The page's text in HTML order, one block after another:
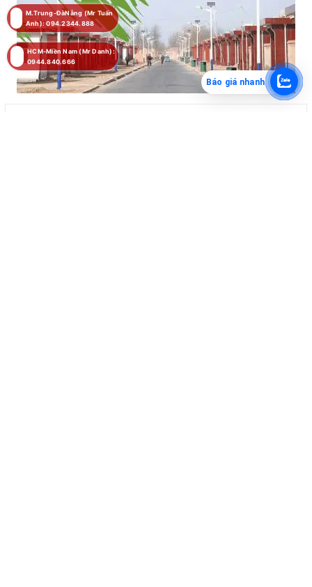
HCM-Miền Nam (Mr Danh):
0944.840.666
M.Trung-ĐàNẵng (Mr Tuấn
Anh): 094.2344.888
Báo giá nhanh